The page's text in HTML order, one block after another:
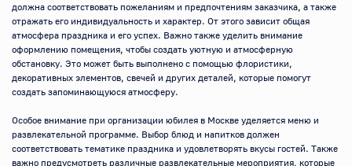
должна соответствовать пожеланиям и предпочтениям заказчика, а также
отражать его индивидуальность и характер. От этого зависит общая
атмосфера праздника и его успех. Важно также уделить внимание
оформлению помещения, чтобы создать уютную и атмосферную
обстановку. Это может быть выполнено с помощью флористики,
декоративных элементов, свечей и других деталей, которые помогут
создать запоминающуюся атмосферу.
Особое внимание при организации юбилея в Москве уделяется меню и
развлекательной программе. Выбор блюд и напитков должен
соответствовать тематике праздника и удовлетворять вкусы гостей. Также
важно предусмотреть различные развлекательные мероприятия, которые